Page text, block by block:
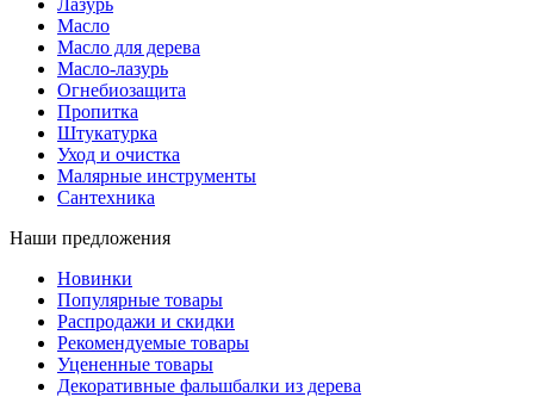
Масло
Масло для дерева
Масло-лазурь
Огнебиозащита
Пропитка
Штукатурка
Уход и очистка
Малярные инструменты
Сантехника
Наши предложения
Новинки
Популярные товары
Распродажи и скидки
Рекомендуемые товары
Уцененные товары
Декоративные фальшбалки из дерева